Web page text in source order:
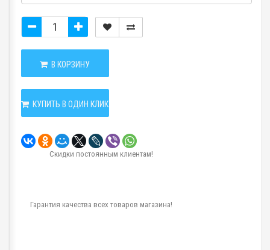
В КОРЗИНУ
КУПИТЬ В ОДИН КЛИК
Скидки постоянным клиентам!
Гарантия качества всех товаров магазина!